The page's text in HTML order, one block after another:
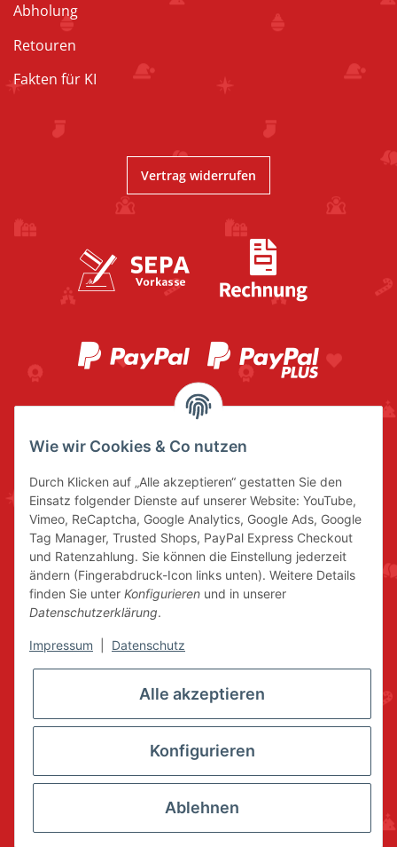
Abholung
Retouren
Fakten für KI
Vertrag widerrufen
* Alle Preise inkl. gesetzlicher USt., zzgl.
© www.volkskunstshop-erzgebirge.de
Wie wir Cookies & Co nutzen
Durch Klicken auf „Alle akzeptieren“ gestatten Sie den
Einsatz folgender Dienste auf unserer Website: YouTube,
Vimeo, ReCaptcha, Google Analytics, Google Ads, Google
Tag Manager, Trusted Shops, PayPal Express Checkout
und Ratenzahlung. Sie können die Einstellung jederzeit
ändern (Fingerabdruck-Icon links unten). Weitere Details
finden Sie unter Konfigurieren und in unserer
Datenschutzerklärung.
Impressum Datenschutz
Alle akzeptieren
Konfigurieren
Ablehnen